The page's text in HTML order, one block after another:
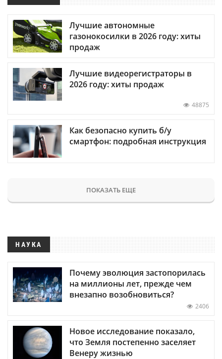
Лучшие автономные
газонокосилки в 2026 году: хиты
продаж
Лучшие видеорегистраторы в
2026 году: хиты продаж
48875
Как безопасно купить б/у
смартфон: подробная инструкция
ПОКАЗАТЬ ЕЩЕ
НАУКА
Почему эволюция застопорилась
на миллионы лет, прежде чем
внезапно возобновиться?
2406
Новое исследование показало,
что Земля постепенно заселяет
Венеру жизнью